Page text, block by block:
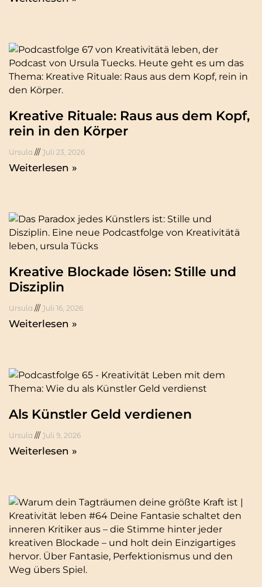
Kreative Rituale: Raus aus dem Kopf,
rein in den Körper
Ursula Juli 23, 2026
Weiterlesen »
Kreative Blockade lösen: Stille und
Disziplin
Ursula Juli 16, 2026
Weiterlesen »
Als Künstler Geld verdienen
Ursula Juli 9, 2026
Weiterlesen »